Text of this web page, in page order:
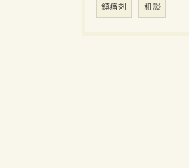
鎮痛剤 相談